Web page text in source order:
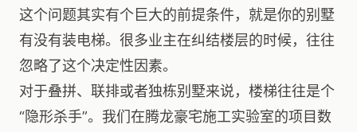
这个问题其实有个巨大的前提条件，就是你的别墅
有没有装电梯。很多业主在纠结楼层的时候，往往
忽略了这个决定性因素。
对于叠拼、联排或者独栋别墅来说，楼梯往往是个
“隐形杀手”。我们在腾龙豪宅施工实验室的项目数